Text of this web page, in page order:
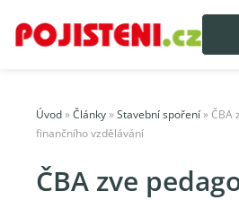
Úvod » Články » Stavební spoření » ČBA
finančního vzdělávání
ČBA zve